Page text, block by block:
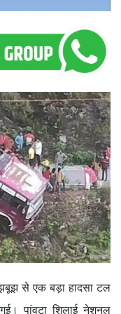
से एक बड़ा हादसा टल
पांवटा शिलाई नेशनल